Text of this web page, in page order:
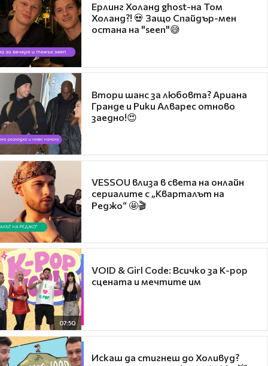
Ерлинг Холанд ghost-на Том
Холанд?! 💀 Защо Спайдър-мен
остана на "seen"😅
Втори шанс за любовта? Ариана
Гранде и Рики Алварес отново
заедно!😍
VESSOU влиза в света на онлайн
сериалите с „Кварталът на
Реджо“ 🤩🎬
07:50
VOID & Girl Code: Всичко за K-pop
сцената и мечтите им
Искаш да стигнеш до Холивуд?